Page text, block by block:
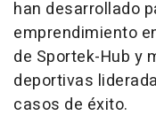
han desarrollado
emprendimiento
de Sportek-Hub y
deportivas
casos de éxito.